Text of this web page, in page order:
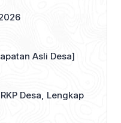
Asli Desa]
Desa, Lengkap